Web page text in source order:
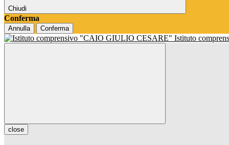
Chiudi
Conferma
Annulla Conferma
Istituto
close